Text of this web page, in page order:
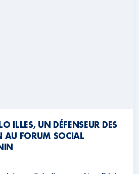
ILLES, UN DÉFENSEUR DES
AU FORUM SOCIAL